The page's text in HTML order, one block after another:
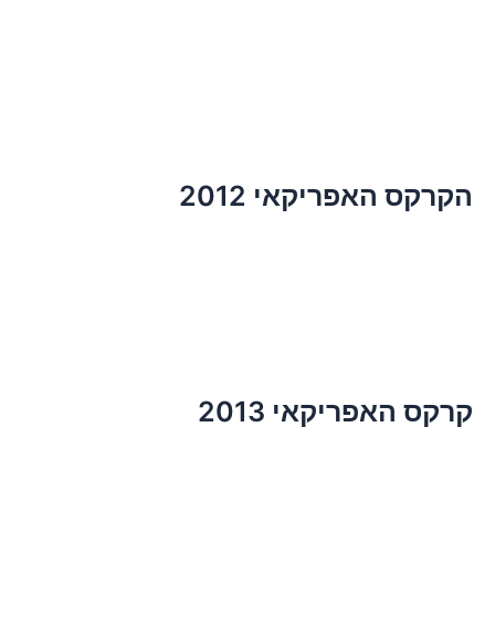
הקרקס האפריקאי 2012
קרקס האפריקאי 2013